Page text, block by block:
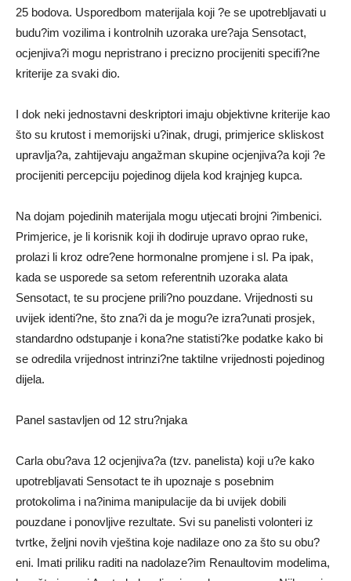
25 bodova. Usporedbom materijala koji ?e se upotrebljavati u
budu?im vozilima i kontrolnih uzoraka ure?aja Sensotact,
ocjenjiva?i mogu nepristrano i precizno procijeniti specifi?ne
kriterije za svaki dio.
I dok neki jednostavni deskriptori imaju objektivne kriterije kao
što su krutost i memorijski u?inak, drugi, primjerice skliskost
upravlja?a, zahtijevaju angažman skupine ocjenjiva?a koji ?e
procijeniti percepciju pojedinog dijela kod krajnjeg kupca.
Na dojam pojedinih materijala mogu utjecati brojni ?imbenici.
Primjerice, je li korisnik koji ih dodiruje upravo oprao ruke,
prolazi li kroz odre?ene hormonalne promjene i sl. Pa ipak,
kada se usporede sa setom referentnih uzoraka alata
Sensotact, te su procjene prili?no pouzdane. Vrijednosti su
uvijek identi?ne, što zna?i da je mogu?e izra?unati prosjek,
standardno odstupanje i kona?ne statisti?ke podatke kako bi
se odredila vrijednost intrinzi?ne taktilne vrijednosti pojedinog
dijela.
Panel sastavljen od 12 stru?njaka
Carla obu?ava 12 ocjenjiva?a (tzv. panelista) koji u?e kako
upotrebljavati Sensotact te ih upoznaje s posebnim
protokolima i na?inima manipulacije da bi uvijek dobili
pouzdane i ponovljive rezultate. Svi su panelisti volonteri iz
tvrtke, željni novih vještina koje nadilaze ono za što su obu?
eni. Imati priliku raditi na nadolaze?im Renaultovim modelima,